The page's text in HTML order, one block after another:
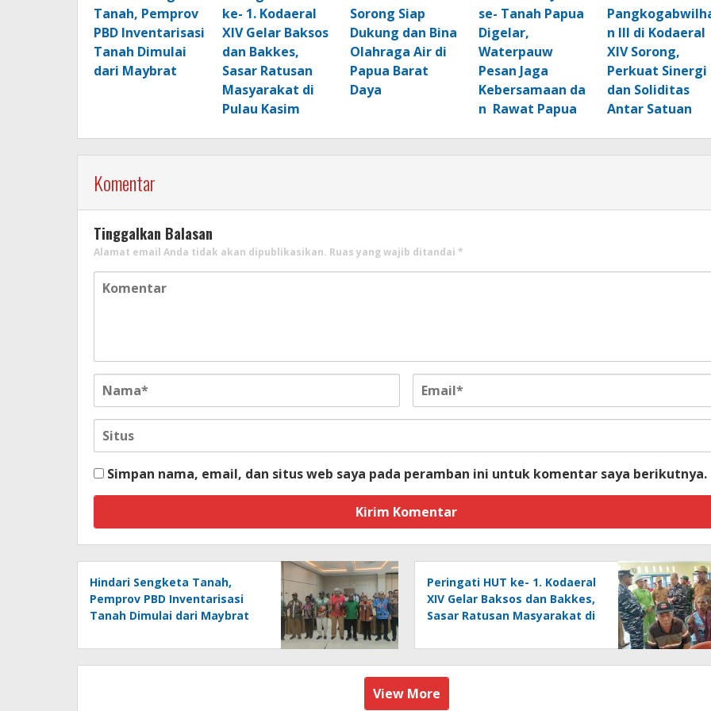
Tanah, Pemprov
PBD Inventarisasi
Tanah Dimulai
dari Maybrat
ke- 1. Kodaeral
XIV Gelar Baksos
dan Bakkes,
Sasar Ratusan
Masyarakat di
Pulau Kasim
Sorong Siap
Dukung dan Bina
Olahraga Air di
Papua Barat
Daya
se- Tanah Papua
Digelar,
Waterpauw
Pesan Jaga
Kebersamaan da
n Rawat Papua
n III di Kodaeral
XIV Sorong,
Perkuat Sinergi
dan Soliditas
Antar Satuan
Komentar
Tinggalkan Balasan
Alamat email Anda tidak akan dipublikasikan. Ruas yang wajib ditandai *
Simpan nama, email, dan situs web saya pada peramban ini untuk komentar saya berikutnya.
Hindari Sengketa Tanah,
Pemprov PBD Inventarisasi
Tanah Dimulai dari Maybrat
Peringati HUT ke- 1. Kodaeral
XIV Gelar Baksos dan Bakkes,
Sasar Ratusan Masyarakat di
View More